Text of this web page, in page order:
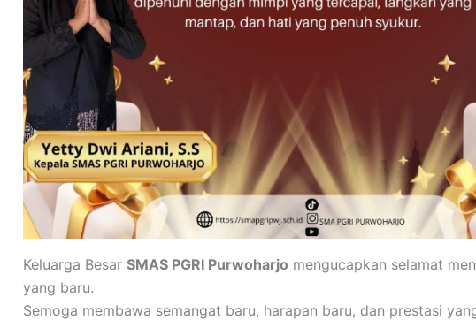
Keluarga Besar SMAS PGRI Purwoharjo mengucapkan selamat
yang baru.
Semoga membawa semangat baru, harapan baru, dan prestasi